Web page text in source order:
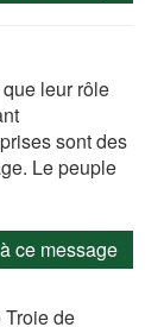
leur rôle
sont des
Le peuple
ce message
de